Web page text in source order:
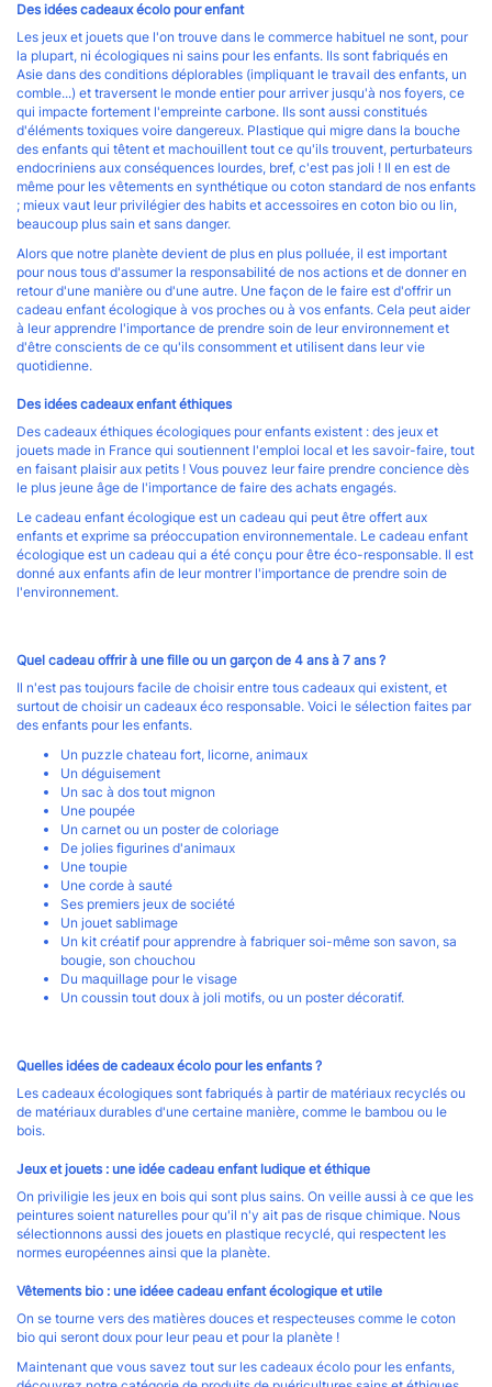
Des idées cadeaux écolo pour enfant
Les jeux et jouets que l'on trouve dans le commerce habituel ne sont, pour
la plupart, ni écologiques ni sains pour les enfants. Ils sont fabriqués en
Asie dans des conditions déplorables (impliquant le travail des enfants, un
comble...) et traversent le monde entier pour arriver jusqu'à nos foyers, ce
qui impacte fortement l'empreinte carbone. Ils sont aussi constitués
d'éléments toxiques voire dangereux. Plastique qui migre dans la bouche
des enfants qui têtent et machouillent tout ce qu'ils trouvent, perturbateurs
endocriniens aux conséquences lourdes, bref, c'est pas joli ! Il en est de
même pour les vêtements en synthétique ou coton standard de nos enfants
; mieux vaut leur privilégier des habits et accessoires en coton bio ou lin,
beaucoup plus sain et sans danger.
Alors que notre planète devient de plus en plus polluée, il est important
pour nous tous d'assumer la responsabilité de nos actions et de donner en
retour d'une manière ou d'une autre. Une façon de le faire est d'offrir un
cadeau enfant écologique à vos proches ou à vos enfants. Cela peut aider
à leur apprendre l'importance de prendre soin de leur environnement et
d'être conscients de ce qu'ils consomment et utilisent dans leur vie
quotidienne.
Des idées cadeaux enfant éthiques
Des cadeaux éthiques écologiques pour enfants existent : des jeux et
jouets made in France qui soutiennent l'emploi local et les savoir-faire, tout
en faisant plaisir aux petits ! Vous pouvez leur faire prendre concience dès
le plus jeune âge de l'importance de faire des achats engagés.
Le cadeau enfant écologique est un cadeau qui peut être offert aux
enfants et exprime sa préoccupation environnementale. Le cadeau enfant
écologique est un cadeau qui a été conçu pour être éco-responsable. Il est
donné aux enfants afin de leur montrer l'importance de prendre soin de
l'environnement.
Quel cadeau offrir à une fille ou un garçon de 4 ans à 7 ans ?
Il n'est pas toujours facile de choisir entre tous cadeaux qui existent, et
surtout de choisir un cadeaux éco responsable. Voici le sélection faites par
des enfants pour les enfants.
Un puzzle chateau fort, licorne, animaux
Un déguisement
Un sac à dos tout mignon
Une poupée
Un carnet ou un poster de coloriage
De jolies figurines d'animaux
Une toupie
Une corde à sauté
Ses premiers jeux de société
Un jouet sablimage
Un kit créatif pour apprendre à fabriquer soi-même son savon, sa
bougie, son chouchou
Du maquillage pour le visage
Un coussin tout doux à joli motifs, ou un poster décoratif.
Quelles idées de cadeaux écolo pour les enfants ?
Les cadeaux écologiques sont fabriqués à partir de matériaux recyclés ou
de matériaux durables d'une certaine manière, comme le bambou ou le
bois.
Jeux et jouets : une idée cadeau enfant ludique et éthique
On priviligie les jeux en bois qui sont plus sains. On veille aussi à ce que les
peintures soient naturelles pour qu'il n'y ait pas de risque chimique. Nous
sélectionnons aussi des jouets en plastique recyclé, qui respectent les
normes européennes ainsi que la planète.
Vêtements bio : une idéee cadeau enfant écologique et utile
On se tourne vers des matières douces et respecteuses comme le coton
bio qui seront doux pour leur peau et pour la planète !
Maintenant que vous savez tout sur les cadeaux écolo pour les enfants,